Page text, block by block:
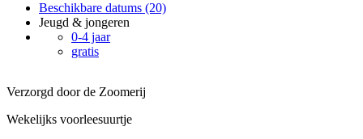
Beschikbare datums (20)
Jeugd & jongeren
0-4 jaar
gratis
Verzorgd door de Zoomerij
Wekelijks voorleesuurtje